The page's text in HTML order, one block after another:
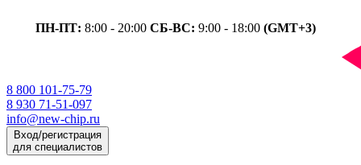
ПН-ПТ: 8:00 - 20:00 СБ-ВС: 9:00 - 18:00 (GMT+3)
8 800 101-75-79
8 930 71-51-097
info@new-chip.ru
Вход/регистрация
для специалистов